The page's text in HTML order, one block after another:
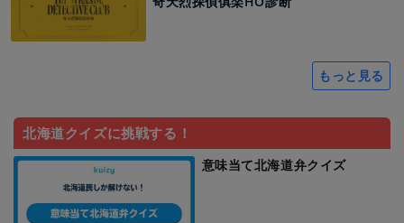
もっと見る
北海道クイズに挑戦する！
意味当て北海道弁クイズ